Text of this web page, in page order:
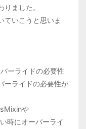
ました。
ていこうと思いま
ーライドの必要性
ーライドの必要性が
や
時にオーバーライ